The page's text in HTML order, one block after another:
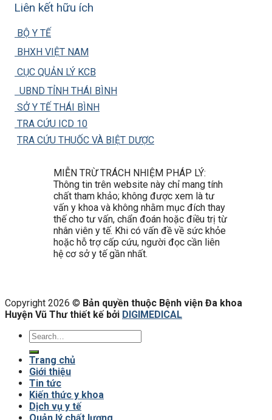
Liên kết hữu ích
BỘ Y TẾ
BHXH VIỆT NAM
CỤC QUẢN LÝ KCB
UBND TỈNH THÁI BÌNH
SỞ Y TẾ THÁI BÌNH
TRA CỨU ICD 10
TRA CỨU THUỐC VÀ BIỆT DƯỢC
MIỄN TRỪ TRÁCH NHIỆM PHÁP LÝ:
Thông tin trên website này chỉ mang tính
chất tham khảo; không được xem là tư
vấn y khoa và không nhằm mục đích thay
thế cho tư vấn, chẩn đoán hoặc điều trị từ
nhân viên y tế. Khi có vấn đề về sức khỏe
hoặc hỗ trợ cấp cứu, người đọc cần liên
hệ cơ sở y tế gần nhất.
Copyright 2026 © Bản quyền thuộc Bệnh viện Đa khoa
Huyện Vũ Thư thiết kế bởi DIGIMEDICAL
Trang chủ
Giới thiệu
Tin tức
Kiến thức y khoa
Dịch vụ y tế